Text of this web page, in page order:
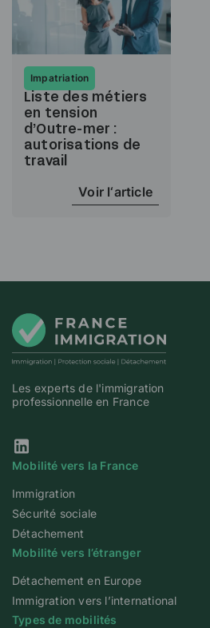
Impatriation
Liste des métiers
en tension
d’Outre-mer :
autorisations de
travail
Voir l‘article
Les experts de l'immigration
professionnelle en France
Notre page Linkedin
Mobilité vers la France
Immigration
Sécurité sociale
Détachement
Mobilité vers l’étranger
Détachement en Europe
Immigration vers l’international
Types de mobilités